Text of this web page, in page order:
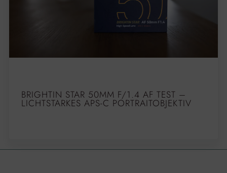
BRIGHTIN STAR 50MM F/1.4 AF TEST –
LICHTSTARKES APS-C PORTRAITOBJEKTIV